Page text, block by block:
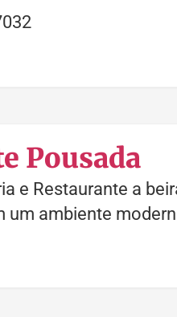
Pousada
e Restaurante a
um ambiente